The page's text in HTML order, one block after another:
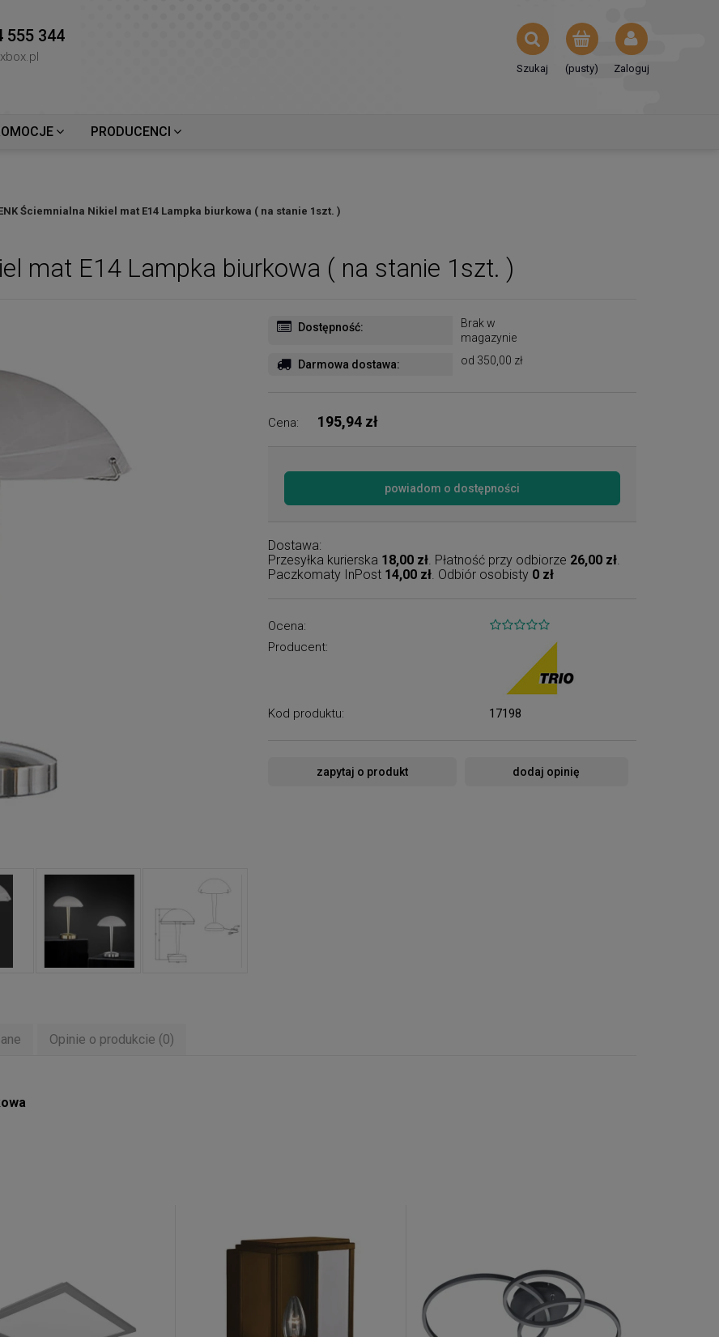
555 344
(pusty) Zaloguj
Szukaj
PRODUCENCI
Ściemnialna Nikiel mat E14 Lampka biurkowa ( na stanie 1szt. )
mat E14 Lampka biurkowa ( na stanie 1szt. )
Dostępność:
Brak w
magazynie
Darmowa dostawa: od 350,00 zł
Cena: 195,94 zł
powiadom o dostępności
Dostawa:
Przesyłka kurierska 18,00 zł. Płatność przy odbiorze 26,00 zł.
Paczkomaty InPost 14,00 zł. Odbiór osobisty 0 zł
Ocena:
Producent:
Kod produktu: 17198
zapytaj o produkt dodaj opinię
Opinie o produkcie (0)